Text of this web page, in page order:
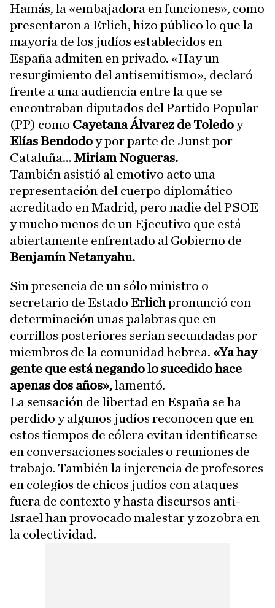
Hamás, la «embajadora en funciones», como
presentaron a Erlich, hizo público lo que la
mayoría de los judíos establecidos en
España admiten en privado. «Hay un
resurgimiento del antisemitismo», declaró
frente a una audiencia entre la que se
encontraban diputados del Partido Popular
(PP) como Cayetana Álvarez de Toledoy
Elías Bendodoy por parte de Junst por
Cataluña… Miriam Nogueras.
También asistió al emotivo acto una
representación del cuerpo diplomático
acreditado en Madrid, pero nadie del PSOE
y mucho menos de un Ejecutivo que está
abiertamente enfrentado al Gobierno de
Benjamín Netanyahu.
Sin presencia de un sólo ministro o
secretario de Estado Erlichpronunció con
determinación unas palabras que en
corrillos posteriores serían secundadas por
miembros de la comunidad hebrea. «Ya hay
gente que está negando lo sucedido hace
apenas dos años»,lamentó.
La sensación de libertad en España se ha
perdido y algunos judíos reconocen que en
estos tiempos de cólera evitan identificarse
en conversaciones sociales o reuniones de
trabajo. También la injerencia de profesores
en colegios de chicos judíos con ataques
fuera de contexto y hasta discursos anti-
Israel han provocado malestar y zozobra en
la colectividad.